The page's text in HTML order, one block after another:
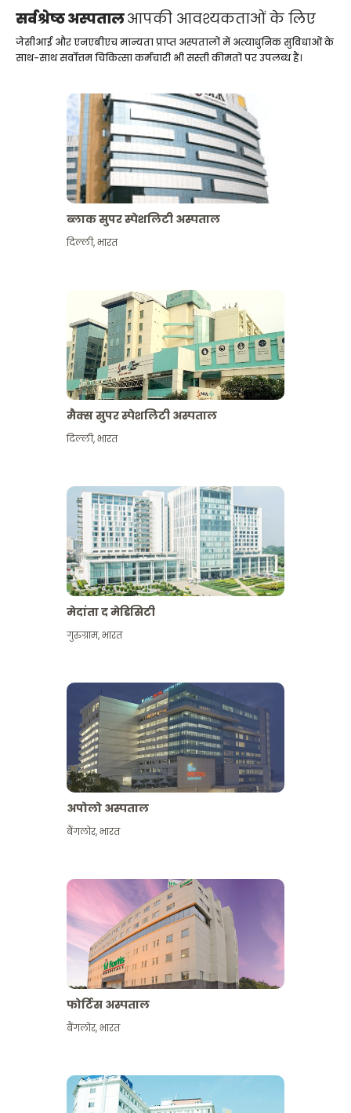
सर्वश्रेष्ठ अस्पतालआपकी आवश्यकताओं के लिए
जेसीआई और एनएबीएच मान्यता प्राप्त अस्पतालों में अत्याधुनिक सुविधाओं के
साथ-साथ सर्वोत्तम चिकित्सा कर्मचारी भी सस्ती कीमतों पर उपलब्ध हैं।
ब्लाक सुपर स्पेशलिटी अस्पताल
दिल्ली,भारत
मैक्स सुपर स्पेशलिटी अस्पताल
दिल्ली,भारत
मेदांता द मेडिसिटी
गुरुग्राम,भारत
अपोलो अस्पताल
बैंगलोर,भारत
फोर्टिस अस्पताल
बैंगलोर,भारत